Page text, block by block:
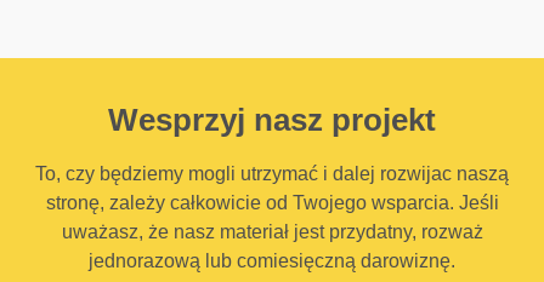
Wesprzyj nasz projekt
To, czy będziemy mogli utrzymać i dalej rozwijac naszą
stronę, zależy całkowicie od Twojego wsparcia. Jeśli
uważasz, że nasz materiał jest przydatny, rozważ
jednorazową lub comiesięczną darowiznę.